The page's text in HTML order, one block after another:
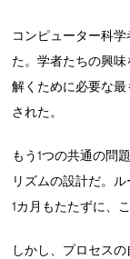
コンピューター科
た。学者たちの興
解くために必要な最
された。
もう1つの共通の問
リズムの設計だ。
1カ月もたたずに、
しかし、プロセス